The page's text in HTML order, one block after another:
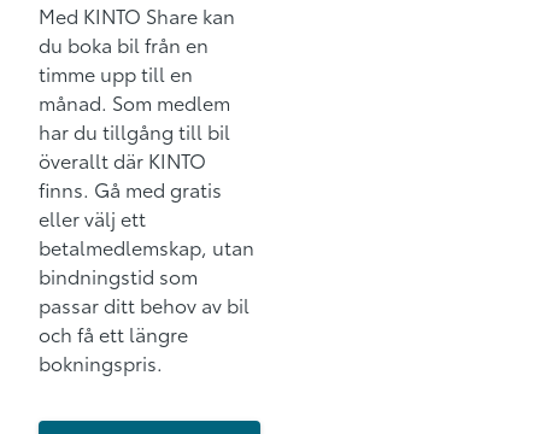
Med KINTO Share kan
du boka bil från en
timme upp till en
månad. Som medlem
har du tillgång till bil
överallt där KINTO
finns. Gå med gratis
eller välj ett
betalmedlemskap, utan
bindningstid som
passar ditt behov av bil
och få ett längre
bokningspris.